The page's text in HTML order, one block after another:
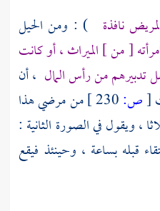
نافذة ) : ومن الحيل
[ من ] الميراث ، أو كانت
تدبيرهم من رأس المال ، أن
[ص:
من مرضي هذا
، ويقول في الصورة الثانية :
قبله بساعة ، وحينئذ فيقع